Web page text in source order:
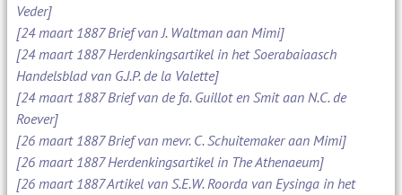
Veder]
[24 maart 1887 Brief van J. Waltman aan Mimi]
[24 maart 1887 Herdenkingsartikel in het Soerabaiaasch
Handelsblad van G.J.P. de la Valette]
[24 maart 1887 Brief van de fa. Guillot en Smit aan N.C. de
Roever]
[26 maart 1887 Brief van mevr. C. Schuitemaker aan Mimi]
[26 maart 1887 Herdenkingsartikel in The Athenaeum]
[26 maart 1887 Artikel van S.E.W. Roorda van Eysinga in het